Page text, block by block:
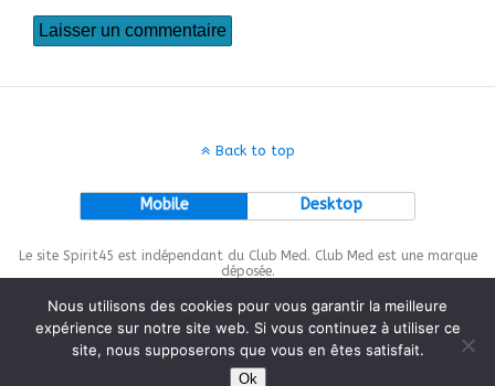
Back to top
Mobile Desktop
Le site Spirit45 est indépendant du Club Med. Club Med est une marque
déposée.
This site is protected bywp-copyrightpro.com
Nous utilisons des cookies pour vous garantir la meilleure
expérience sur notre site web. Si vous continuez à utiliser ce
site, nous supposerons que vous en êtes satisfait.
Ok